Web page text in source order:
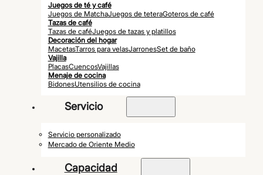
Juegos de té y café
Juegos de MatchaJuegos de teteraGoteros de café
Tazas de café
Tazas de caféJuegos de tazas y platillos
Decoración del hogar
MacetasTarros para velasJarronesSet de baño
Vajilla
PlacasCuencosVajillas
Menaje de cocina
BidonesUtensilios de cocina
Servicio
Servicio personalizado
Mercado de Oriente Medio
Capacidad